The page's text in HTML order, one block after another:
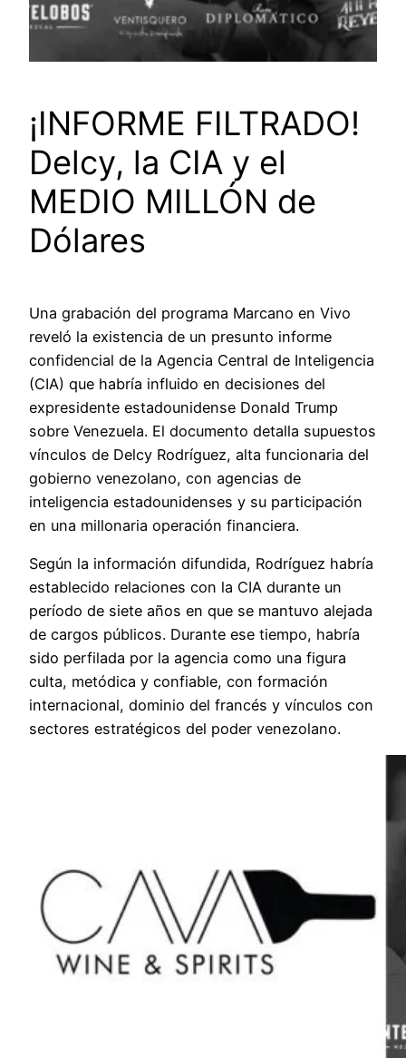
¡INFORME FILTRADO!
Delcy, la CIA y el
MEDIO MILLÓN de
Dólares
Una grabación del programa Marcano en Vivo
reveló la existencia de un presunto informe
confidencial de la Agencia Central de Inteligencia
(CIA) que habría influido en decisiones del
expresidente estadounidense Donald Trump
sobre Venezuela. El documento detalla supuestos
vínculos de Delcy Rodríguez, alta funcionaria del
gobierno venezolano, con agencias de
inteligencia estadounidenses y su participación
en una millonaria operación financiera.
Según la información difundida, Rodríguez habría
establecido relaciones con la CIA durante un
período de siete años en que se mantuvo alejada
de cargos públicos. Durante ese tiempo, habría
sido perfilada por la agencia como una figura
culta, metódica y confiable, con formación
internacional, dominio del francés y vínculos con
sectores estratégicos del poder venezolano.